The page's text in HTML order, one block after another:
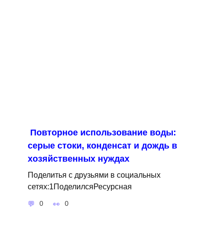
Повторное использование воды:
серые стоки, конденсат и дождь в
хозяйственных нуждах
Поделитья с друзьями в социальных
сетях:1ПоделилсяРесурсная
0 0